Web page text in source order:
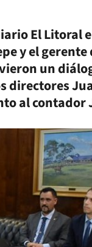
El Litoral
y el
un
directores
al contador